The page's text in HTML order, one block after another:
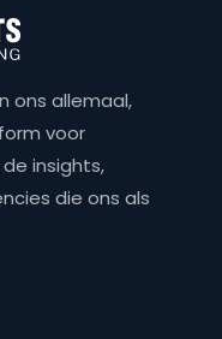
ons allemaal,
voor
insights,
die ons als